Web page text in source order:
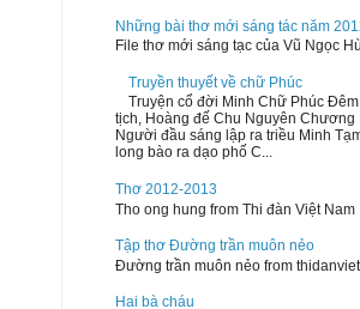
Những bài thơ mới sáng tác năm
File thơ mới sáng tạc của Vũ Ngọc
Truyền thuyết về chữ Phúc
Truyện cổ đời Minh Chữ Phúc
tịch, Hoàng đế Chu Nguyên Chương
Người đầu sáng lập ra triều Minh
long bào ra dạo phố C...
Thơ 2012-2013
Tho ong hung from Thi đàn Việt Nam
Tập thơ Đường trần muôn nẻo
Đường trần muôn nẻo from
Hai bà cháu